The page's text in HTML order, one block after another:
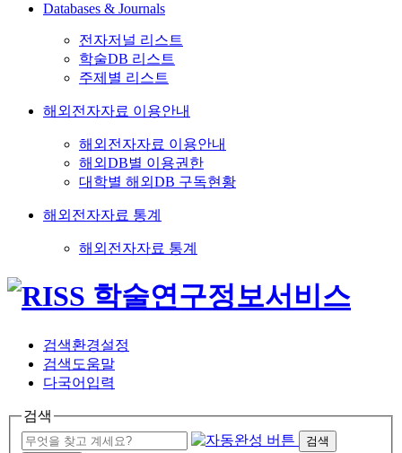
Databases & Journals
전자저널 리스트
학술DB 리스트
주제별 리스트
해외전자자료 이용안내
해외전자자료 이용안내
해외DB별 이용권한
대학별 해외DB 구독현황
해외전자자료 통계
해외전자자료 통계
검색환경설정
검색도움말
다국어입력
검색
검색